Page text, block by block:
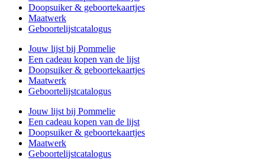
Doopsuiker & geboortekaartjes
Maatwerk
Geboortelijstcatalogus
Jouw lijst bij Pommelie
Een cadeau kopen van de lijst
Doopsuiker & geboortekaartjes
Maatwerk
Geboortelijstcatalogus
Jouw lijst bij Pommelie
Een cadeau kopen van de lijst
Doopsuiker & geboortekaartjes
Maatwerk
Geboortelijstcatalogus